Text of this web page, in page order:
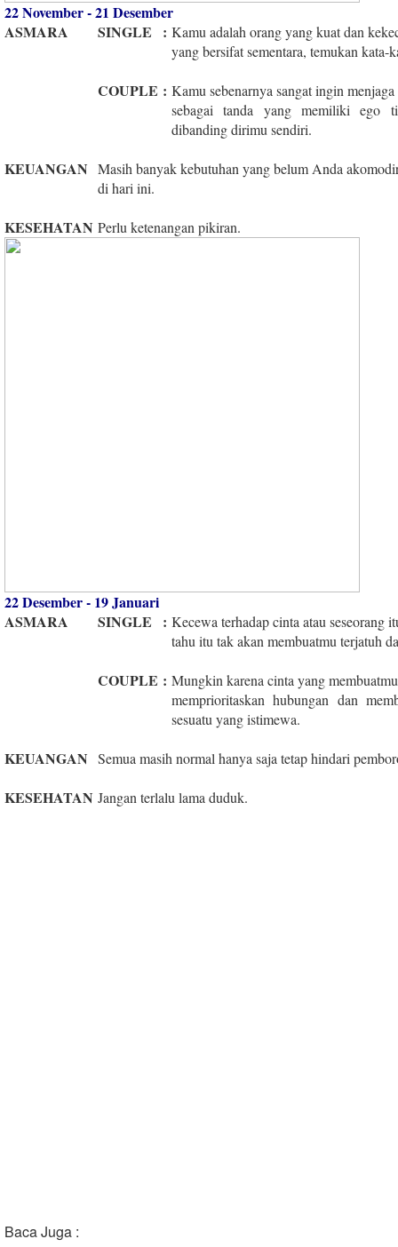
22 November - 21 Desember
ASMARA
SINGLE : Kamu adalah orang yang kuat dan
yang bersifat sementara, temukan kata-
COUPLE : Kamu sebenarnya sangat ingin
sebagai tanda yang memiliki ego
dibanding dirimu sendiri.
KEUANGAN Masih banyak kebutuhan yang belum Anda
di hari ini.
KESEHATAN Perlu ketenangan pikiran.
22 Desember - 19 Januari
ASMARA
SINGLE : Kecewa terhadap cinta atau seseorang
tahu itu tak akan membuatmu terjatuh
COUPLE : Mungkin karena cinta yang
memprioritaskan hubungan dan
sesuatu yang istimewa.
KEUANGAN Semua masih normal hanya saja tetap hindari
KESEHATAN Jangan terlalu lama duduk.
Baca Juga :